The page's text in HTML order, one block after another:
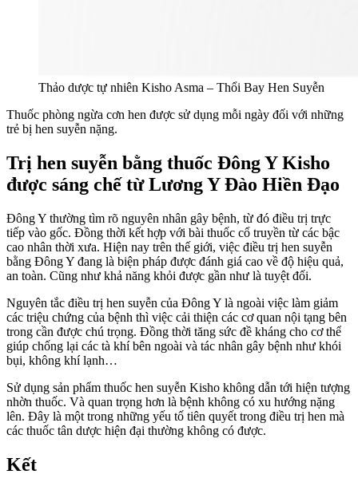
Thảo dược tự nhiên Kisho Asma – Thổi Bay Hen Suyễn
Thuốc phòng ngừa cơn hen được sử dụng mỗi ngày đối với những
trẻ bị hen suyễn nặng.
Trị hen suyễn bằng thuốc Đông Y Kisho
được sáng chế từ Lương Y Đào Hiền Đạo
Đông Y thường tìm rõ nguyên nhân gây bệnh, từ đó điều trị trực
tiếp vào gốc. Đồng thời kết hợp với bài thuốc cổ truyền từ các bậc
cao nhân thời xưa. Hiện nay trên thế giới, việc điều trị hen suyễn
bằng Đông Y đang là biện pháp được đánh giá cao về độ hiệu quả,
an toàn. Cũng như khả năng khỏi được gần như là tuyệt đối.
Nguyên tắc điều trị hen suyễn của Đông Y là ngoài việc làm giảm
các triệu chứng của bệnh thì việc cải thiện các cơ quan nội tạng bên
trong cần được chú trọng. Đồng thời tăng sức đề kháng cho cơ thể
giúp chống lại các tà khí bên ngoài và tác nhân gây bệnh như khói
bụi, không khí lạnh…
Sử dụng sản phẩm thuốc hen suyễn Kisho không dẫn tới hiện tượng
nhờn thuốc. Và quan trọng hơn là bệnh không có xu hướng nặng
lên. Đây là một trong những yếu tố tiên quyết trong điều trị hen mà
các thuốc tân dược hiện đại thường không có được.
Kết